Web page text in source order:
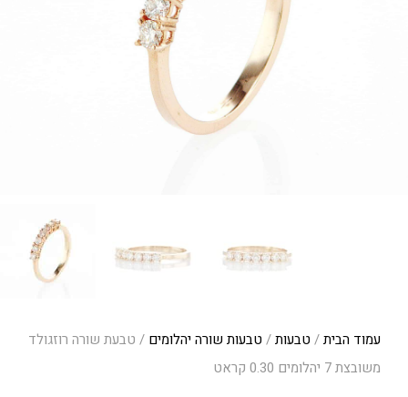
עמוד הבית/ טבעות/ טבעות שורה יהלומים / טבעת שורה רוזגולד
משובצת 7 יהלומים 0.30 קראט